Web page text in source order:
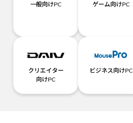
一般向けPC ゲーム向けPC
クリエイター
向けPC
ビジネス向けPC